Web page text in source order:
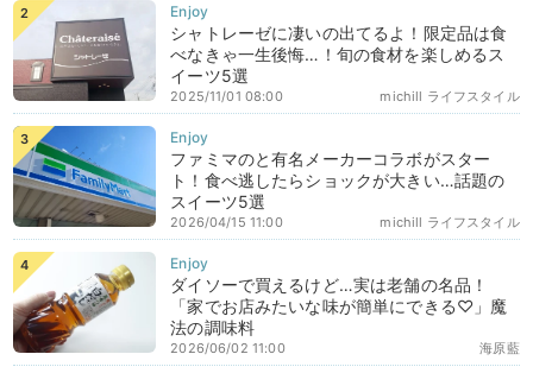
シャトレーゼに凄いの出てるよ！限定品は食
べなきゃ一生後悔…！旬の食材を楽しめるス
イーツ5選
michill ライフスタイル
2025/11/01 08:00
ファミマのと有名メーカーコラボがスター
ト！食べ逃したらショックが大きい…話題の
スイーツ5選
michill ライフスタイル
2026/04/15 11:00
ダイソーで買えるけど…実は老舗の名品！
「家でお店みたいな味が簡単にできる♡」魔
法の調味料
海原藍
2026/06/02 11:00